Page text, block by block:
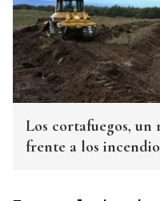
Los cortafuegos,
frente a los